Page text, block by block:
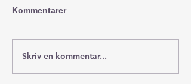
Kommentarer
Skriv en kommentar...